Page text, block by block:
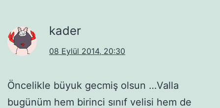
kader
08 Eylül 2014, 20:30
Öncelikle büyuk gecmiş olsun …Valla
bugünüm hem birinci sınıf velisi hem de